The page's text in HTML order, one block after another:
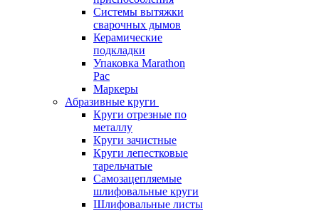
Системы вытяжки
сварочных дымов
Керамические
подкладки
Упаковка Marathon
Pac
Маркеры
Абразивные круги
Круги отрезные по
металлу
Круги зачистные
Круги лепестковые
тарельчатые
Самозацепляемые
шлифовальные круги
Шлифовальные листы